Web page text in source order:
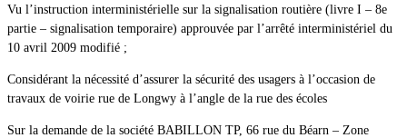
Vu l’instruction interministérielle sur la signalisation routière (livre I – 8e
partie – signalisation temporaire) approuvée par l’arrêté interministériel du
10 avril 2009 modifié ;
Considérant la nécessité d’assurer la sécurité des usagers à l’occasion de
travaux de voirie rue de Longwy à l’angle de la rue des écoles
Sur la demande de la société BABILLON TP, 66 rue du Béarn – Zone